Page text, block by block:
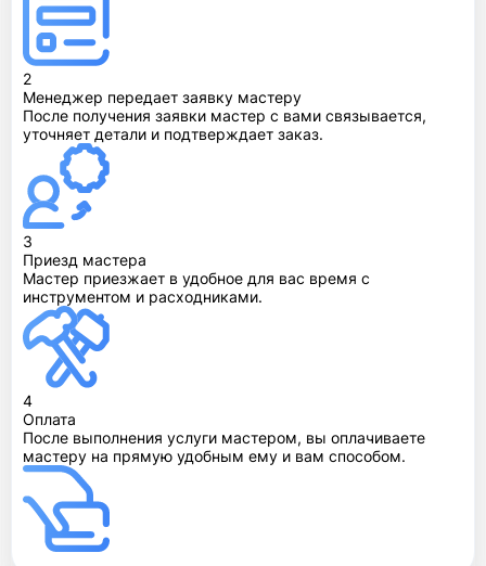
2
Менеджер передает заявку мастеру
После получения заявки мастер с вами связывается,
уточняет детали и подтверждает заказ.
3
Приезд мастера
Мастер приезжает в удобное для вас время с
инструментом и расходниками.
4
Оплата
После выполнения услуги мастером, вы оплачиваете
мастеру на прямую удобным ему и вам способом.